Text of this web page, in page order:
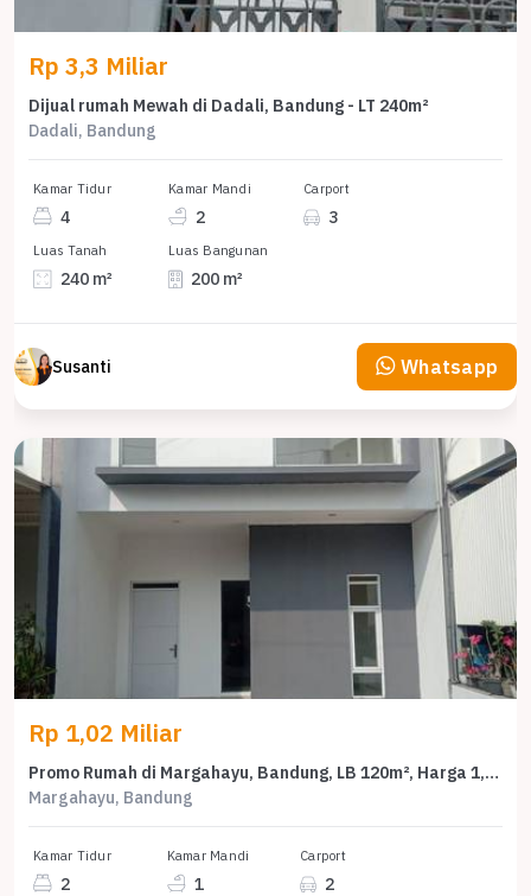
Rp 3,3 Miliar
Dijual rumah Mewah di Dadali, Bandung - LT 240m²
Dadali, Bandung
Kamar Tidur
4
Kamar Mandi
2
Carport
3
Luas Tanah
240 m²
Luas Bangunan
200 m²
Susanti Whatsapp
Rp 1,02 Miliar
Promo Rumah di Margahayu, Bandung, LB 120m², Harga 1,02 Miliar
Margahayu, Bandung
Kamar Tidur
2
Kamar Mandi
1
Carport
2